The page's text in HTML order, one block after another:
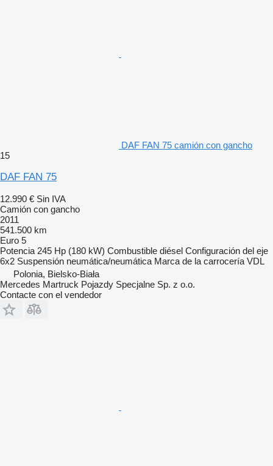
DAF FAN 75 camión con gancho
15
DAF FAN 75
12.990 € Sin IVA
Camión con gancho
2011
541.500 km
Euro 5
Potencia 245 Hp (180 kW) Combustible diésel Configuración del eje
6x2 Suspensión neumática/neumática Marca de la carrocería VDL
Polonia, Bielsko-Biała
Mercedes Martruck Pojazdy Specjalne Sp. z o.o.
Contacte con el vendedor